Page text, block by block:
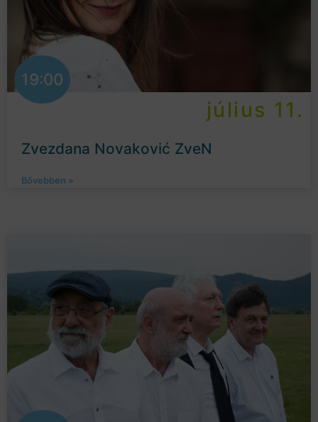
19:00
július 11.
Zvezdana Novaković ZveN
Bővebben »